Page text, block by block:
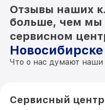
Отзывы наших
больше, чем мы
сервисном
Новосибирске
Что о нас думают наши
Сервисный центр